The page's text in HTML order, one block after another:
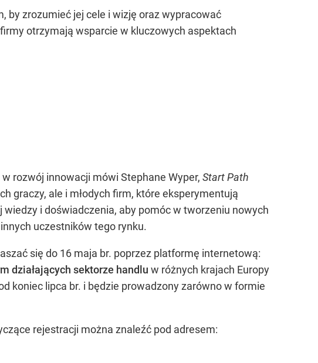
by zrozumieć jej cele i wizję oraz wypracować
otrzymają wsparcie w kluczowych aspektach
rozwój innowacji mówi Stephane Wyper, Start Path
graczy, ale i młodych firm, które eksperymentują
i doświadczenia, aby pomóc w tworzeniu nowych
uczestników tego rynku.
się do 16 maja br. poprzez platformę internetową:
działających sektorze handlu w różnych krajach Europy
koniec lipca br. i będzie prowadzony zarówno w formie
rejestracji można znaleźć pod adresem: